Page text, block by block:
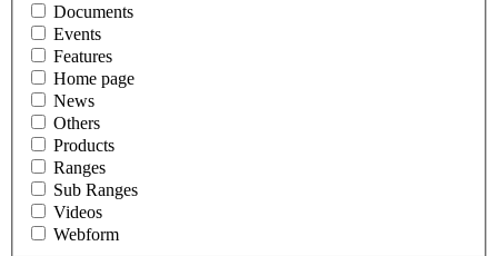
Documents
Events
Features
Home page
News
Others
Products
Ranges
Sub Ranges
Videos
Webform